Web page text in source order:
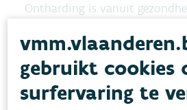
Ontharding is vanuit
Ontharding kan je overwegen
voordelen biedt op vlak van
gebruikt cookies
surfervaring te